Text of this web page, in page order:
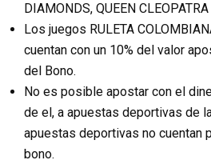
DIAMONDS, QUEEN
Los juegos RULETA
cuentan con un 10% del valor
del Bono.
No es posible apostar con el
de el, a apuestas deportivas de
apuestas deportivas no cuentan
bono.